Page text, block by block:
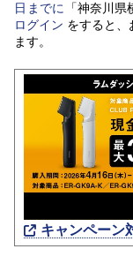
日 までに 「神奈川県
ログイン をすると、
ます。
キャンペーン